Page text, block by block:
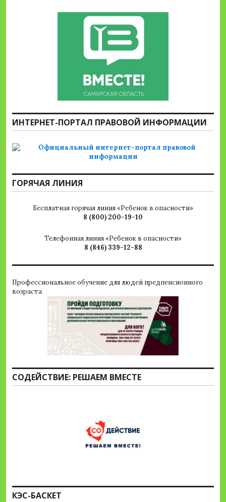
ИНТЕРНЕТ-ПОРТАЛ ПРАВОВОЙ ИНФОРМАЦИИ
ГОРЯЧАЯ ЛИНИЯ
Бесплатная горячая линия «Ребенок в опасности»
8 (800) 200-19-10
Телефонная линия «Ребенок в опасности»
8 (846) 339-12-88
Профессиональное обучение для людей предпенсионного
возраста
СОДЕЙСТВИЕ: РЕШАЕМ ВМЕСТЕ
КЭС-БАСКЕТ